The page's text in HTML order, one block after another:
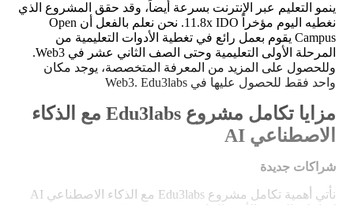
ينمو التعليم عبر الإنترنت بسرعة أيضاً، وقد حقق المشروع الذي
نغطيه اليوم مؤخراً 11.8x IDO. نحن نعلم بالفعل أن Open
Campus يقوم بعمل رائع في تغطية الأدوات التعليمية من
المرحلة الأولى التعليمية وحتى الصف الثاني عشر في Web3.
وللحصول على المزيد من المعرفة المتخصصة، يوجد مكان
واحد فقط للحصول عليها في Web3. Edu3labs
مزايا تكامل مشروع Edu3labs مع الذكاء
الاصطناعي AI
شراكات جديدة
نأتي أهمية تكامل مشروع Edu3labs مع الذكاء الاصطناعي AI